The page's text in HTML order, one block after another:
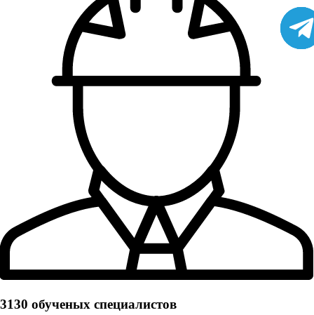
3130 обученых cпециалистов